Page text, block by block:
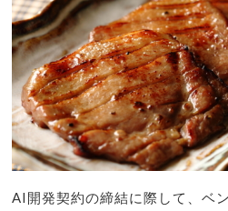
AI開発契約の締結に際して、ベ